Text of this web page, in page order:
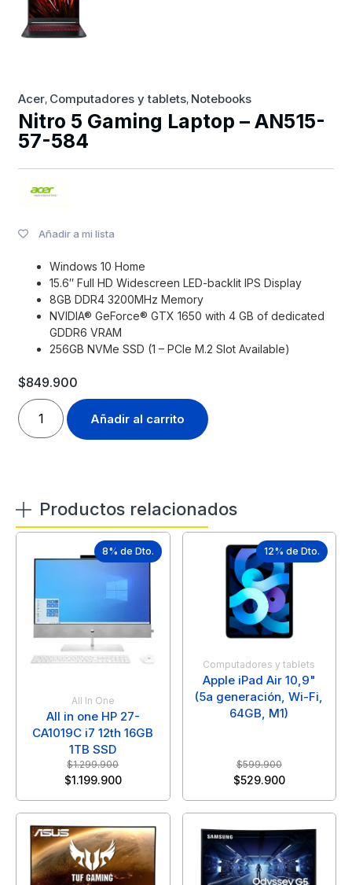
Acer, Computadores y tablets, Notebooks
Nitro 5 Gaming Laptop – AN515-
57-584
Añadir a mi lista
Windows 10 Home
15.6″ Full HD Widescreen LED-backlit IPS Display
8GB DDR4 3200MHz Memory
NVIDIA® GeForce® GTX 1650 with 4 GB of dedicated
GDDR6 VRAM
256GB NVMe SSD (1 – PCIe M.2 Slot Available)
$849.900
Añadir al carrito
Productos relacionados
8% de Dto.
All In One
All in one HP 27-
CA1019C i7 12th 16GB
1TB SSD
$1.299.900
$1.199.900
12% de Dto.
Computadores y tablets
Apple iPad Air 10,9"
(5a generación, Wi-Fi,
64GB, M1)
$599.900
$529.900